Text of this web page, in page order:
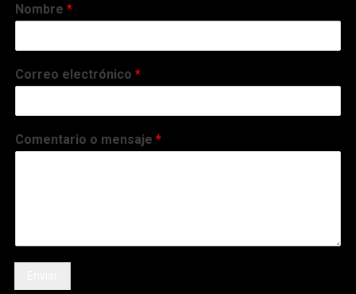
Nombre*
Correo electrónico*
Comentario o mensaje*